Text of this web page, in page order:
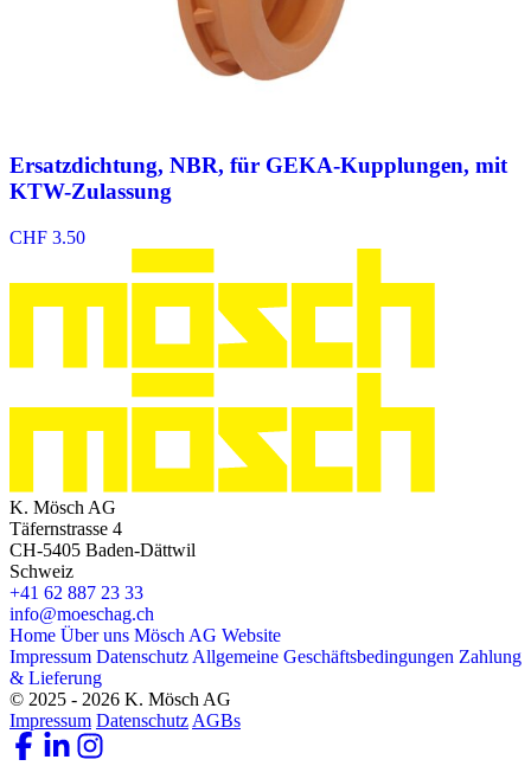
Ersatzdichtung, NBR, für GEKA-Kupplungen, mit
KTW-Zulassung
CHF 3.50
K. Mösch AG
Täfernstrasse 4
CH-5405 Baden-Dättwil
Schweiz
+41 62 887 23 33
info@moeschag.ch
Home Über uns Mösch AG Website
Impressum Datenschutz Allgemeine Geschäftsbedingungen Zahlung
& Lieferung
© 2025 - 2026 K. Mösch AG
Impressum Datenschutz AGBs